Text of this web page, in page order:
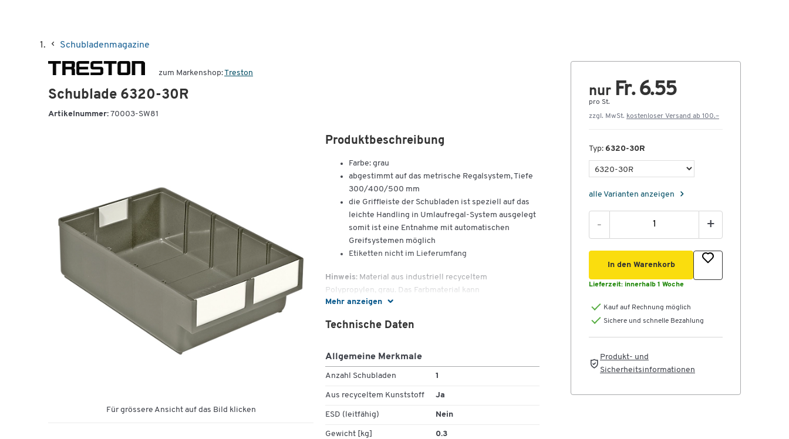
Schubladenmagazine
zum Markenshop:Treston
Schublade 6320-30R
Artikelnummer: 70003-SW81
Für grössere Ansicht auf das Bild klicken
Mehr anzeigen
Produktbeschreibung
Farbe: grau
abgestimmt auf das metrische Regalsystem, Tiefe
300/400/500 mm
die Griffleiste der Schubladen ist speziell auf das
leichte Handling in Umlaufregal-System ausgelegt
somit ist eine Entnahme mit automatischen
Greifsystemen möglich
Etiketten nicht im Lieferumfang
Hinweis: Material aus industriell recyceltem
Polypropylen, grau. Das Farbmaterial kann
Druckfarbenrückstände enthalten, wodurch es zu
Technische Daten
Allgemeine Merkmale
Anzahl Schubladen 1
Aus recyceltem Kunststoff Ja
ESD (leitfähig) Nein
Gewicht [kg] 0.3
nur Fr. 6.55
pro St.
zzgl. MwSt. kostenloser Versand ab 100.–
Typ: 6320-30R
alle Varianten anzeigen
- +
In den Warenkorb
Lieferzeit: innerhalb 1 Woche
Kauf auf Rechnung möglich
Sichere und schnelle Bezahlung
Produkt- und
Sicherheitsinformationen